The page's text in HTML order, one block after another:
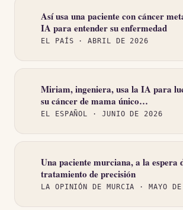
Así usa una paciente con cáncer
IA para entender su enfermedad
EL PAÍS · ABRIL DE 2026
(se abre en una pestaña nueva)
Miriam, ingeniera, usa la IA para
su cáncer de mama único…
EL ESPAÑOL · JUNIO DE 2026
(se abre en una pestaña nueva)
Una paciente murciana, a la espera
tratamiento de precisión
LA OPINIÓN DE MURCIA · MAYO
(se abre en una pestaña nueva)